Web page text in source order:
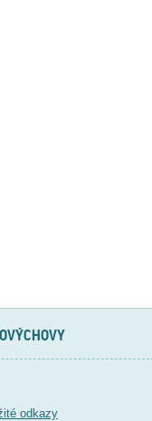
odkazy